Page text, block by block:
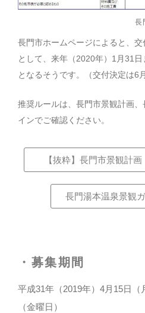
長
長門市ホームページによると、交
として、来年（2020年）1月31
となるそうです。（交付決定は6
推奨ルールは、長門市景観計画
インでご確認ください。
【抜粋】長門市景観計
長門湯本温泉景観
・募集期間
平成31年（2019年）4月15日（
（金曜日）